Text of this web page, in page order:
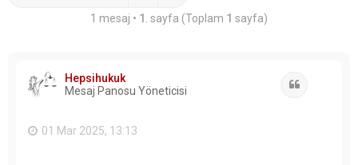
1 mesaj • 1 . sayfa (Toplam 1 sayfa)
Hepsihukuk
Mesaj Panosu Yöneticisi
01 Mar 2025, 13:13